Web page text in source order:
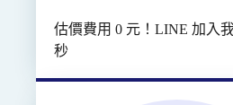
估價費用 0 元！LINE 加入
秒